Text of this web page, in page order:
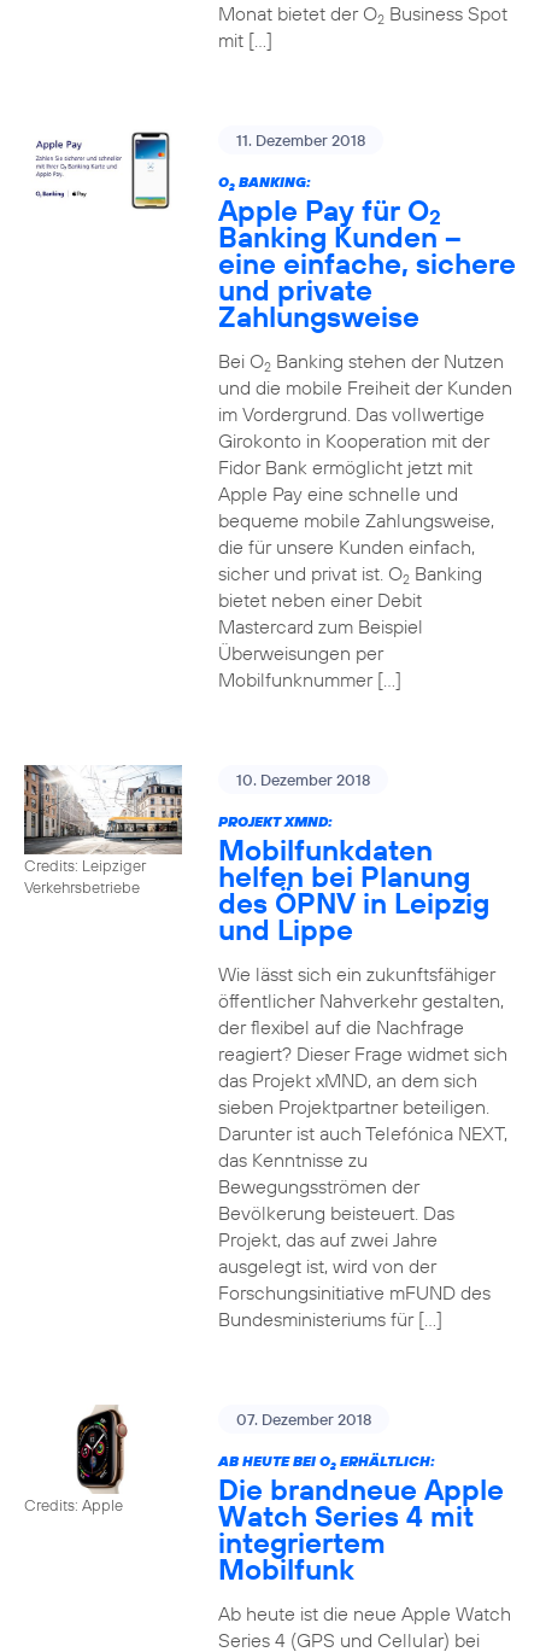
Monat bietet der O2Business Spot
mit […]
11. Dezember 2018
O2BANKING:
Apple Pay für O2
Banking Kunden –
eine einfache, sichere
und private
Zahlungsweise
Bei O2Banking stehen der Nutzen
und die mobile Freiheit der Kunden
im Vordergrund. Das vollwertige
Girokonto in Kooperation mit der
Fidor Bank ermöglicht jetzt mit
Apple Pay eine schnelle und
bequeme mobile Zahlungsweise,
die für unsere Kunden einfach,
sicher und privat ist. O2Banking
bietet neben einer Debit
Mastercard zum Beispiel
Überweisungen per
Mobilfunknummer […]
Credits: Leipziger
Verkehrsbetriebe
10. Dezember 2018
PROJEKT XMND:
Mobilfunkdaten
helfen bei Planung
des ÖPNV in Leipzig
und Lippe
Wie lässt sich ein zukunftsfähiger
öffentlicher Nahverkehr gestalten,
der flexibel auf die Nachfrage
reagiert? Dieser Frage widmet sich
das Projekt xMND, an dem sich
sieben Projektpartner beteiligen.
Darunter ist auch Telefónica NEXT,
das Kenntnisse zu
Bewegungsströmen der
Bevölkerung beisteuert. Das
Projekt, das auf zwei Jahre
ausgelegt ist, wird von der
Forschungsinitiative mFUND des
Bundesministeriums für […]
Credits: Apple
07. Dezember 2018
AB HEUTE BEI O2ERHÄLTLICH:
Die brandneue Apple
Watch Series 4 mit
integriertem
Mobilfunk
Ab heute ist die neue Apple Watch
Series 4 (GPS und Cellular) bei